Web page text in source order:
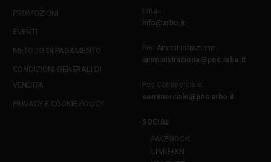
PROMOZIONI
EVENTI
METODO DI PAGAMENTO
CONDIZIONI GENERALI DI
VENDITA
PRIVACY E COOKIE POLICY
Email:
info@arbo.it
Pec Amministrazione:
amministrazione@pec.arbo.it
Pec Commerciale:
commerciale@pec.arbo.it
SOCIAL
FACEBOOK
LINKEDIN